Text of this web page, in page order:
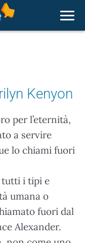
Kenyon
per l’eternità,
a servire
lo chiami fuori
tutti i tipi e
umana o
fuori dal
Alexander.